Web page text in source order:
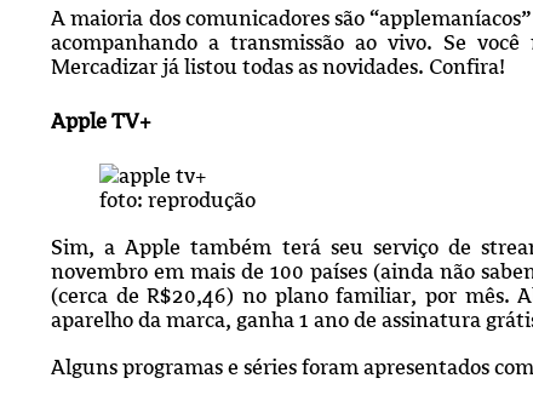
A maioria dos comunicadores são
acompanhando a transmissão ao vivo. Se
Mercadizar já listou todas as novidades. Confira!
Apple TV+
foto: reprodução
Sim, a Apple também terá seu serviço de
novembro em mais de 100 países (ainda não
(cerca de R$20,46) no plano familiar, por mês.
aparelho da marca, ganha 1 ano de assinatura
Alguns programas e séries foram apresentados